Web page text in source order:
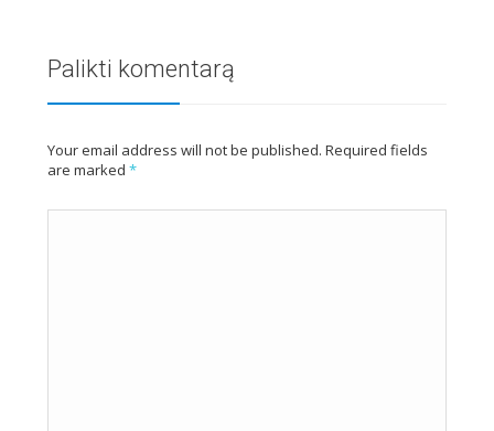
Palikti komentarą
Your email address will not be published. Required fields
are marked*